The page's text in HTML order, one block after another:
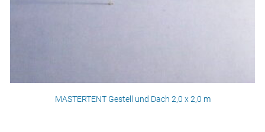
MASTERTENT Gestell und Dach 2,0 x 2,0 m